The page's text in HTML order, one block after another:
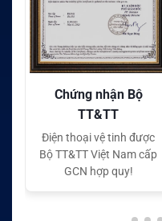
Chứng nhận Bộ
TT&TT
Điện thoại vệ tinh được
Bộ TT&TT Việt Nam cấp
GCN hợp quy!